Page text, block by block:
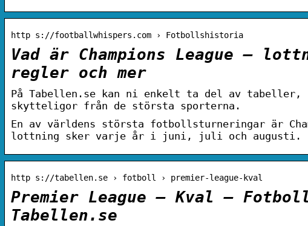
http s://footballwhispers.com › Fotbollshistoria
Vad är Champions League –
regler och mer
På Tabellen.se kan ni enkelt ta del av tabeller,
skytteligor från de största sporterna.
En av världens största fotbollsturneringar är
lottning sker varje år i juni, juli och augusti.
http s://tabellen.se › fotboll › premier-league-kval
Premier League – Kval –
Tabellen.se